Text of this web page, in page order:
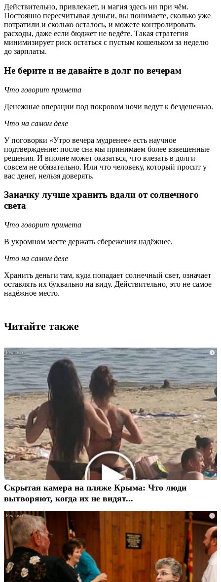
Действительно, привлекает, и магия здесь ни при чём.
Постоянно пересчитывая деньги, вы понимаете, сколько уже
потратили и сколько осталось, и можете контролировать
расходы, даже если бюджет не ведёте. Такая стратегия
минимизирует риск остаться с пустым кошельком за неделю
до зарплаты.
Не берите и не давайте в долг по вечерам
Что говорит примета
Денежные операции под покровом ночи ведут к безденежью.
Что на самом деле
У поговорки «Утро вечера мудренее» есть научное
подтверждение: после сна мы принимаем более взвешенные
решения. И вполне может оказаться, что влезать в долги
совсем не обязательно. Или что человеку, который просит у
вас денег, нельзя доверять.
Заначку лучше хранить вдали от солнечного
света
Что говорит примета
В укромном месте держать сбережения надёжнее.
Что на самом деле
Хранить деньги там, куда попадает солнечный свет, означает
оставлять их буквально на виду. Действительно, это не самое
надёжное место.
Читайте также
i
Скрытая камера на пляже Крыма: Что люди
вытворяют, когда их не видят...
i